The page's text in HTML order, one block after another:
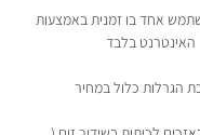
אחד בו זמנית באמצעות
האינטרנט בלבד
הגרלות כלול במחיר